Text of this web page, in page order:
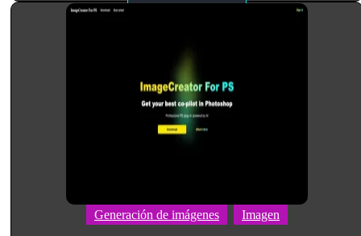
Generación de imágenes Imagen